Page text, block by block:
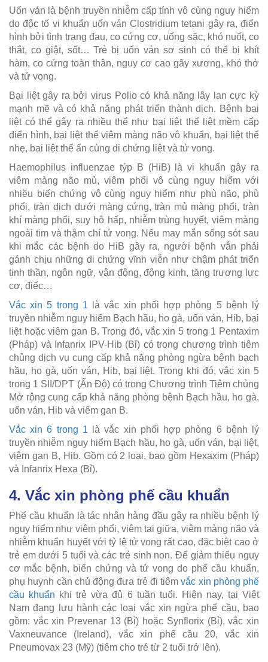
Uốn ván là bệnh truyền nhiễm cấp tính vô cùng nguy hiểm
do độc tố vi khuẩn uốn ván Clostridium tetani gây ra, điển
hình bởi tình trạng đau, co cứng cơ, uống sặc, khó nuốt, co
thắt, co giật, sốt… Trẻ bị uốn ván sơ sinh có thể bị khít
hàm, co cứng toàn thân, nguy cơ cao gãy xương, khó thở
và tử vong.
Bại liệt gây ra bởi virus Polio có khả năng lây lan cực kỳ
mạnh mẽ và có khả năng phát triển thành dịch. Bệnh bại
liệt có thể gây ra nhiều thể như bại liệt thể liệt mềm cấp
điển hình, bại liệt thể viêm màng não vô khuẩn, bại liệt thể
nhẹ, bại liệt thể ẩn cùng di chứng liệt và tử vong.
Haemophilus influenzae týp B (HiB) là vi khuẩn gây ra
viêm màng não mủ, viêm phổi vô cùng nguy hiểm với
nhiều biến chứng vô cùng nguy hiểm như phù não, phù
phổi, tràn dịch dưới màng cứng, tràn mủ màng phổi, tràn
khí màng phổi, suy hô hấp, nhiễm trùng huyết, viêm màng
ngoài tim và thậm chí tử vong. Nếu may mắn sống sót sau
khi mắc các bệnh do HiB gây ra, người bệnh vẫn phải
gánh chịu những di chứng vĩnh viễn như chậm phát triển
tinh thần, ngôn ngữ, vận động, động kinh, tăng trương lực
cơ, điếc…
Vắc xin 5 trong 1 là vắc xin phối hợp phòng 5 bệnh lý
truyền nhiễm nguy hiểm Bạch hầu, ho gà, uốn ván, Hib, bại
liệt hoặc viêm gan B. Trong đó, vắc xin 5 trong 1 Pentaxim
(Pháp) và Infanrix IPV-Hib (Bỉ) có trong chương trình tiêm
chủng dịch vụ cung cấp khả năng phòng ngừa bệnh bạch
hầu, ho gà, uốn ván, Hib, bại liệt. Trong khi đó, vắc xin 5
trong 1 SII/DPT (Ấn Độ) có trong Chương trình Tiêm chủng
Mở rộng cung cấp khả năng phòng bệnh Bạch hầu, ho gà,
uốn ván, Hib và viêm gan B.
Vắc xin 6 trong 1 là vắc xin phối hợp phòng 6 bệnh lý
truyền nhiễm nguy hiểm Bạch hầu, ho gà, uốn ván, bại liệt,
viêm gan B, Hib. Gồm có 2 loại, bao gồm Hexaxim (Pháp)
và Infanrix Hexa (Bỉ).
4. Vắc xin phòng phế cầu khuẩn
Phế cầu khuẩn là tác nhân hàng đầu gây ra nhiều bệnh lý
nguy hiểm như viêm phổi, viêm tai giữa, viêm màng não và
nhiễm khuẩn huyết với tỷ lệ tử vong rất cao, đặc biệt cao ở
trẻ em dưới 5 tuổi và các trẻ sinh non. Để giảm thiểu nguy
cơ mắc bệnh, biến chứng và tử vong do phế cầu khuẩn,
phụ huynh cần chủ động đưa trẻ đi tiêmvắc xin phòng phế
cầu khuẩn khi trẻ vừa đủ 6 tuần tuổi. Hiện nay, tại Việt
Nam đang lưu hành các loại vắc xin ngừa phế cầu, bao
gồm: vắc xin Prevenar 13 (Bỉ) hoặc Synflorix (Bỉ), vắc xin
Vaxneuvance (Ireland), vắc xin phế cầu 20, vắc xin
Pneumovax 23 (Mỹ) (tiêm cho trẻ từ 2 tuổi trở lên).